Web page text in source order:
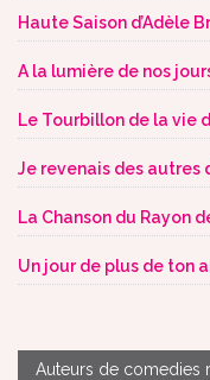
Haute Saison d’Adèle
A la lumière de nos
Le Tourbillon de la vie
Je revenais des autres
La Chanson du Rayon
Un jour de plus de ton
Auteurs de comedies